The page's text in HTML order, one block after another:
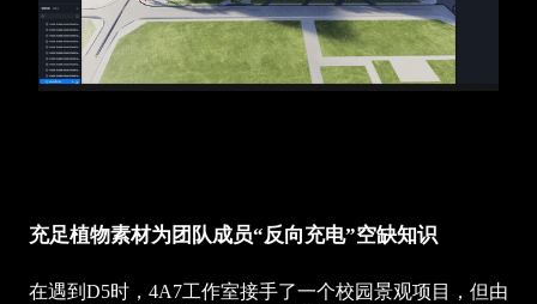
充足植物素材为团队成员“反向充电”空缺知识
在遇到D5时，4A7工作室接手了一个校园景观项目，但由